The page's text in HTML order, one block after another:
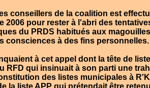
conseillers de la coalition est
2006 pour rester à l'abri des
du PRDS habitués aux
consciences à des fins personnelles.
à cet appel dont la tête de
RFD qui insinuait à son parti une
des listes municipales à
la liste APP qui prétendait être